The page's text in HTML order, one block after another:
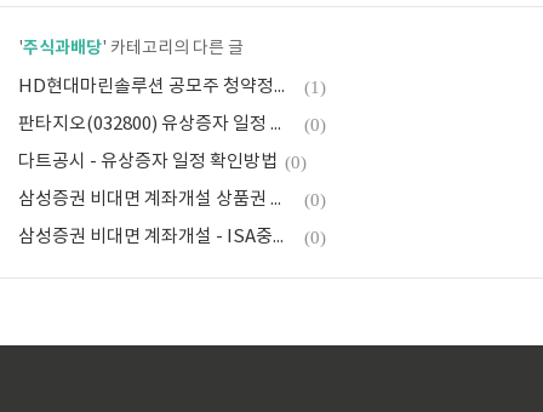
'주식과배당' 카테고리의 다른 글
HD현대마린솔루션 공모주 청약정보,계좌개설 청약수수료 (1)
판타지오(032800) 유상증자 일정 신주인수권 매매 가격 (0)
다트공시 - 유상증자 일정 확인방법 (0)
삼성증권 비대면 계좌개설 상품권 이벤트 - 연금저축, ISA (0)
삼성증권 비대면 계좌개설 - ISA중개형 (0)